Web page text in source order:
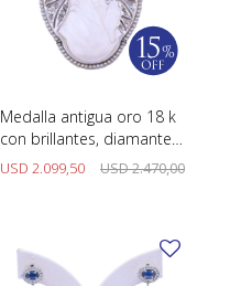
Medalla antigua oro 18 k
con brillantes, diamantes,
nacar y perlas.
USD 2.099,50 USD2.470,00